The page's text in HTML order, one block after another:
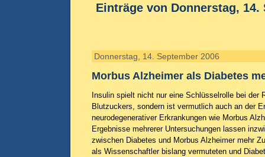
Einträge von Donnerstag, 14.
Donnerstag, 14. September 2006
Morbus Alzheimer als Diabetes
Insulin spielt nicht nur eine Schlüsselrolle bei der
Blutzuckers, sondern ist vermutlich auch an der
neurodegenerativer Erkrankungen wie Morbus
Ergebnisse mehrerer Untersuchungen lassen
zwischen Diabetes und Morbus Alzheimer mehr
als Wissenschaftler bislang vermuteten und